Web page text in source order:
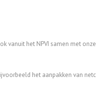
vanuit het NPVI samen met
het aanpakken van